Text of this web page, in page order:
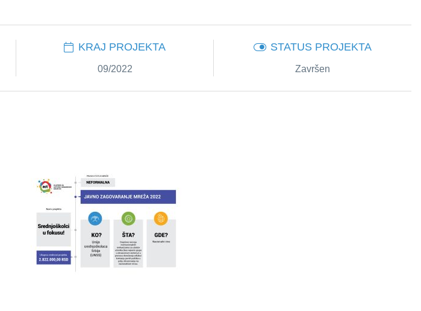
KRAJ PROJEKTA
09/2022
STATUS PROJEKTA
Završen